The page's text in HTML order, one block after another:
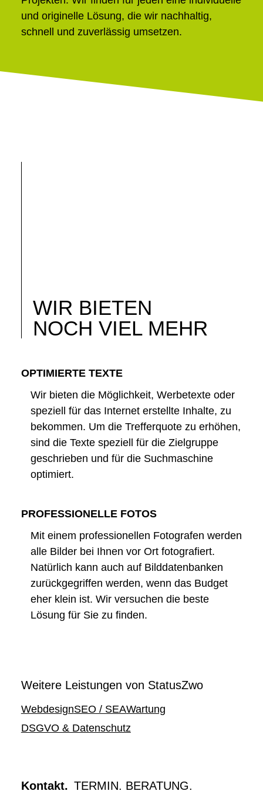
und originelle Lösung, die wir nachhaltig,
schnell und zuverlässig umsetzen.
WIR BIETEN
NOCH VIEL MEHR
OPTIMIERTE TEXTE
Wir bieten die Möglichkeit, Werbetexte oder
speziell für das Internet erstellte Inhalte, zu
bekommen. Um die Trefferquote zu erhöhen,
sind die Texte speziell für die Zielgruppe
geschrieben und für die Suchmaschine
optimiert.
PROFESSIONELLE FOTOS
Mit einem professionellen Fotografen werden
alle Bilder bei Ihnen vor Ort fotografiert.
Natürlich kann auch auf Bilddatenbanken
zurückgegriffen werden, wenn das Budget
eher klein ist. Wir versuchen die beste
Lösung für Sie zu finden.
Weitere Leistungen von StatusZwo
WebdesignSEO / SEAWartung
DSGVO & Datenschutz
Kontakt. TERMIN. BERATUNG.